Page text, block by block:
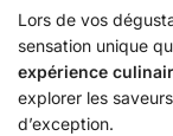
Lors de vos
sensation unique
expérience
explorer les
d’exception.